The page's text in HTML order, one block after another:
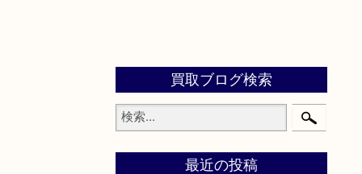
買取ブログ検索
最近の投稿